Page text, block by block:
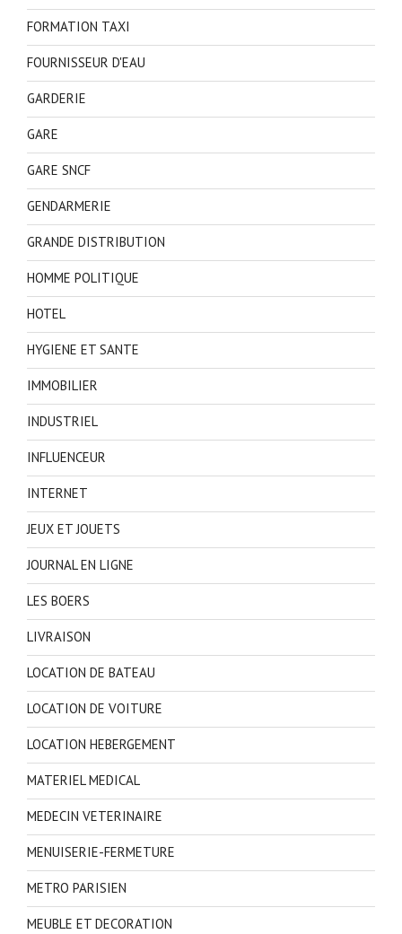
FORMATION TAXI
FOURNISSEUR D'EAU
GARDERIE
GARE
GARE SNCF
GENDARMERIE
GRANDE DISTRIBUTION
HOMME POLITIQUE
HOTEL
HYGIENE ET SANTE
IMMOBILIER
INDUSTRIEL
INFLUENCEUR
INTERNET
JEUX ET JOUETS
JOURNAL EN LIGNE
LES BOERS
LIVRAISON
LOCATION DE BATEAU
LOCATION DE VOITURE
LOCATION HEBERGEMENT
MATERIEL MEDICAL
MEDECIN VETERINAIRE
MENUISERIE-FERMETURE
METRO PARISIEN
MEUBLE ET DECORATION